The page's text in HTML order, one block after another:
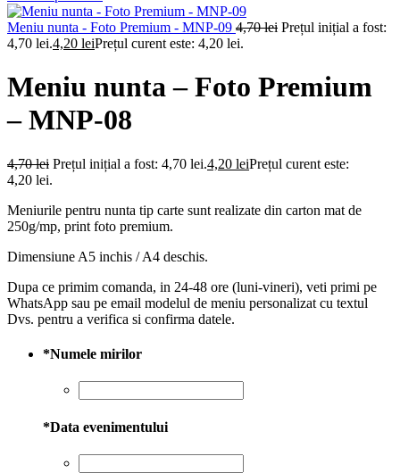
Meniu nunta - Foto Premium - MNP-09 4,70lei Prețul inițial a fost:
4,70 lei.4,20 leiPrețul curent este: 4,20 lei.
Meniu nunta – Foto Premium
– MNP-08
4,70lei Prețul inițial a fost: 4,70 lei.4,20 leiPrețul curent este:
4,20 lei.
Meniurile pentru nunta tip carte sunt realizate din carton mat de
250g/mp, print foto premium.
Dimensiune A5 inchis / A4 deschis.
Dupa ce primim comanda, in 24-48 ore (luni-vineri), veti primi pe
WhatsApp sau pe email modelul de meniu personalizat cu textul
Dvs. pentru a verifica si confirma datele.
*Numele mirilor
*Data evenimentului